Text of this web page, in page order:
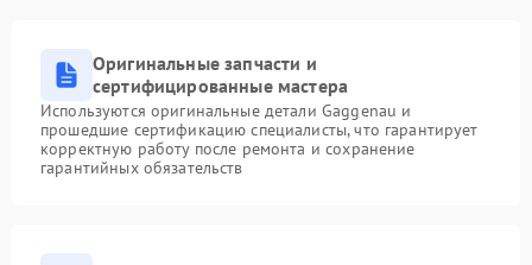
Оригинальные запчасти и
сертифицированные мастера
Используются оригинальные детали Gaggenau и
прошедшие сертификацию специалисты, что гарантирует
корректную работу после ремонта и сохранение
гарантийных обязательств